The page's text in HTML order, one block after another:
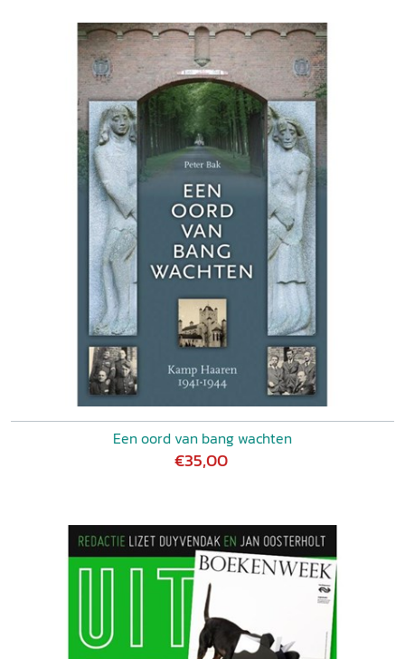
Een oord van bang wachten
€35,00